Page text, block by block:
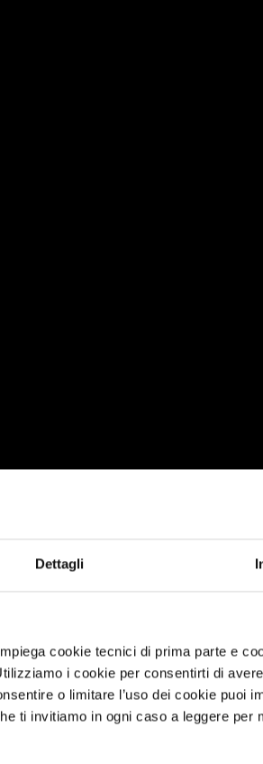
Dettagli
cookie tecnici di prima parte e
i cookie per consentirti di
o limitare l’uso dei cookie puoi
ti invitiamo in ogni caso a leggere per